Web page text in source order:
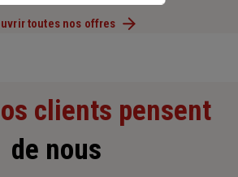
toutes nos offres
clients pensent
de nous